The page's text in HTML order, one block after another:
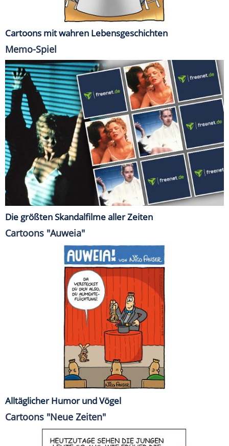
Cartoons mit wahren Lebensgeschichten
Memo-Spiel
Die größten Skandalfilme aller Zeiten
Cartoons "Auweia"
Alltäglicher Humor und Vögel
Cartoons "Neue Zeiten"